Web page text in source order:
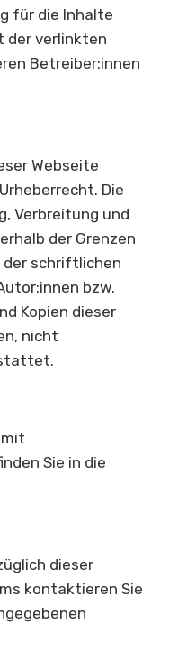
für die Inhalte
der verlinkten
Betreiber:innen
Webseite
Die
Verbreitung und
der Grenzen
der schriftlichen
bzw.
Kopien dieser
nicht
Sie in die
dieser
kontaktieren Sie